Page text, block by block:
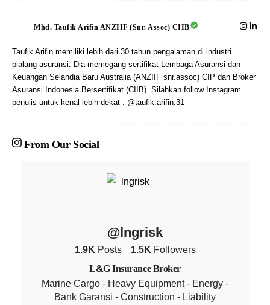
Mhd. Taufik Arifin ANZIIF (Snr. Assoc) CIIB
Taufik Arifin memiliki lebih dari 30 tahun pengalaman di industri
pialang asuransi. Dia memegang sertifikat Lembaga Asuransi dan
Keuangan Selandia Baru Australia (ANZIIF snr.assoc) CIP dan Broker
Asuransi Indonesia Bersertifikat (CIIB). Silahkan follow Instagram
penulis untuk kenal lebih dekat : @taufik.arifin.31
From Our Social
@lngrisk
1.9K Posts 1.5K Followers
L&G Insurance Broker
Marine Cargo - Heavy Equipment - Energy -
Bank Garansi - Construction - Liability